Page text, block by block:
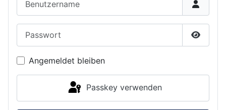
Angemeldet bleiben
Passkey verwenden